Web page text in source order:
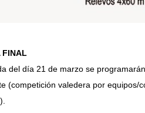
FINAL
del día 21 de marzo se
(competición valedera por equipos/